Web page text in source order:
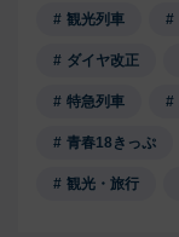
観光列車
ダイヤ改正
特急列車
青春18きっぷ
観光・旅行